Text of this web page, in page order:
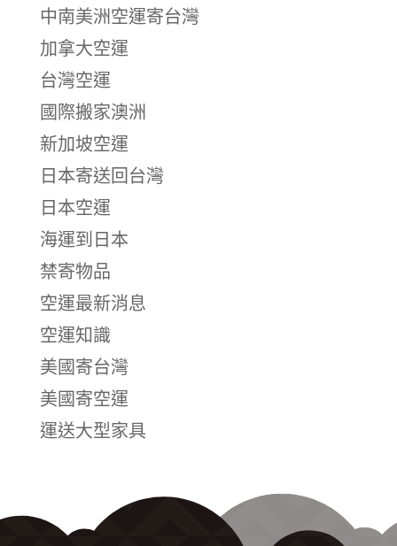
中南美洲空運寄台灣
加拿大空運
台灣空運
國際搬家澳洲
新加坡空運
日本寄送回台灣
日本空運
海運到日本
禁寄物品
空運最新消息
空運知識
美國寄台灣
美國寄空運
運送大型家具